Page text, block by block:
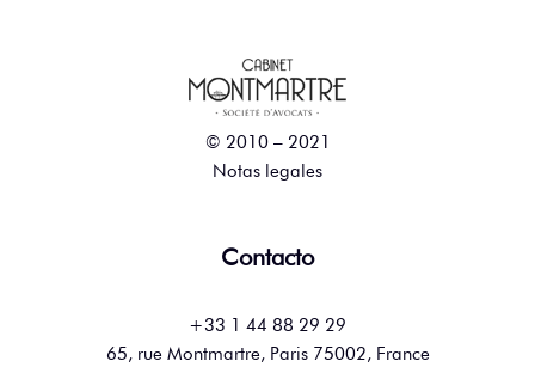
© 2010 – 2021
Notas legales
Contacto
+33 1 44 88 29 29
65, rue Montmartre, Paris 75002, France